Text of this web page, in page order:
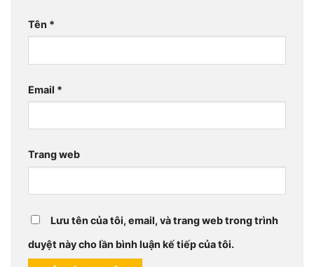
Tên *
Email *
Trang web
Lưu tên của tôi, email, và trang web trong trình
duyệt này cho lần bình luận kế tiếp của tôi.